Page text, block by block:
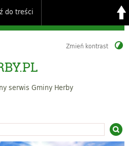
do treści
Zmień kontrast
serwis Gminy Herby